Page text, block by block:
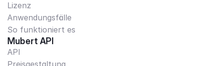
Lizenz
Anwendungsfälle
So funktioniert es
Mubert API
API
Preisgestaltung